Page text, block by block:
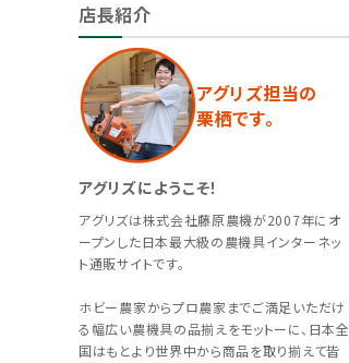
店長紹介
アグリズ担当の
栗栖です。
アグリズにようこそ！
アグリズは株式会社藤原農機が2007年にオ
ープンした日本最大級の農機具インターネッ
ト通販サイトです。
ホビー農家からプロ農家までご満足いただけ
る幅広い農機具の品揃えをモットーに、日本全
国はもとより世界中から商品を取り揃えて皆